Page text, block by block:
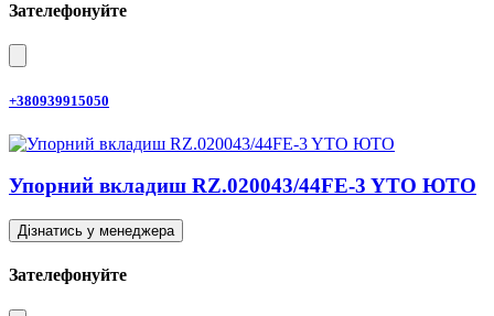
Зателефонуйте
+380939915050
Упорний вкладиш RZ.020043/44FE-3 YTO ЮТО
Дізнатись у менеджера
Зателефонуйте